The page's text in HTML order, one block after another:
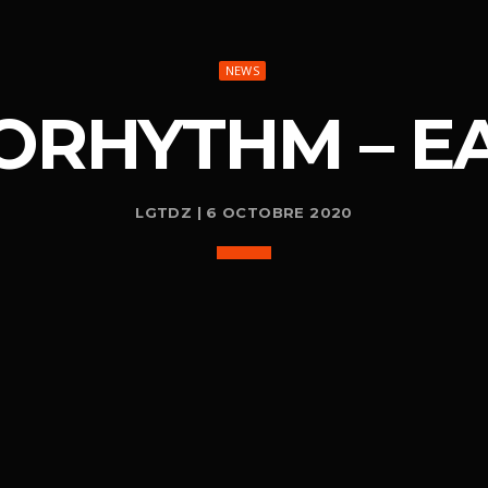
NEWS
–
LGTDZ | 6 OCTOBRE 2020